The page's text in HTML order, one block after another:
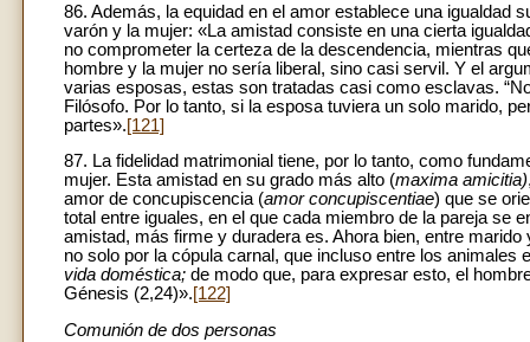
86. Además, la equidad en el amor establece una igualdad
varón y la mujer: «La amistad consiste en una cierta
no comprometer la certeza de la descendencia, mientras
hombre y la mujer no sería liberal, sino casi servil. Y el
varias esposas, estas son tratadas casi como esclavas.
Filósofo. Por lo tanto, si la esposa tuviera un solo marido,
partes».[121]
87. La fidelidad matrimonial tiene, por lo tanto, como
mujer. Esta amistad en su grado más alto (maxima amicitia)
amor de concupiscencia (amor concupiscentiae) que se
total entre iguales, en el que cada miembro de la pareja se
amistad, más firme y duradera es. Ahora bien, entre
no solo por la cópula carnal, que incluso entre los
vida doméstica; de modo que, para expresar esto, el
Génesis (2,24)».[122]
Comunión de dos personas